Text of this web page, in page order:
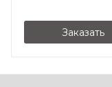
Заказать